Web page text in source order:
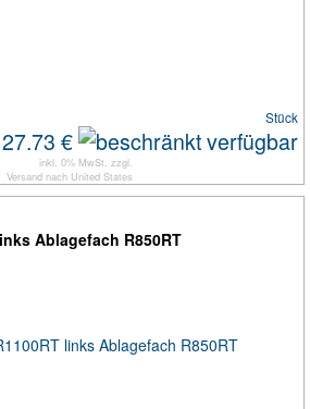
Stück
27.73 €
inkl. 0% MwSt. zzgl.
Versand nach United States
Ablagefach R850RT